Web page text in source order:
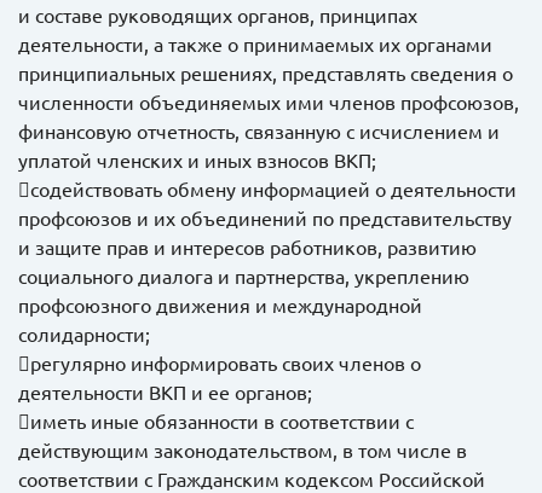
и составе руководящих органов, принципах
деятельности, а также о принимаемых их органами
принципиальных решениях, представлять сведения о
численности объединяемых ими членов профсоюзов,
финансовую отчетность, связанную с исчислением и
уплатой членских и иных взносов ВКП;
содействовать обмену информацией о деятельности
профсоюзов и их объединений по представительству
и защите прав и интересов работников, развитию
социального диалога и партнерства, укреплению
профсоюзного движения и международной
солидарности;
регулярно информировать своих членов о
деятельности ВКП и ее органов;
иметь иные обязанности в соответствии с
действующим законодательством, в том числе в
соответствии с Гражданским кодексом Российской